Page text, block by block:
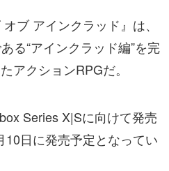
ブ アインクラッド』は、
る“アインクラッド編”を完
アクションRPGだ。
Series X|Sに向けて発売
10日に発売予定となってい